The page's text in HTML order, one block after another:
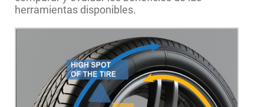
herramientas disponibles.